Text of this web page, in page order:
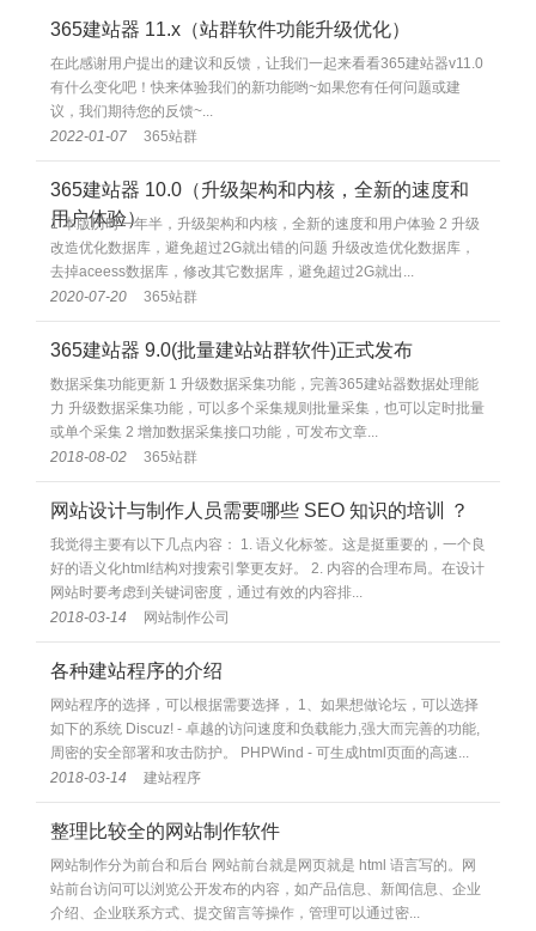
365建站器 11.x（站群软件功能升级优化）
在此感谢用户提出的建议和反馈，让我们一起来看看365建站器v11.0
有什么变化吧！快来体验我们的新功能哟~如果您有任何问题或建
议，我们期待您的反馈~...
2022-01-07
365站群
365建站器 10.0（升级架构和内核，全新的速度和
用户体验）
1 本版历时一年半，升级架构和内核，全新的速度和用户体验 2 升级
改造优化数据库，避免超过2G就出错的问题 升级改造优化数据库，
去掉aceess数据库，修改其它数据库，避免超过2G就出...
2020-07-20
365站群
365建站器 9.0(批量建站站群软件)正式发布
数据采集功能更新 1 升级数据采集功能，完善365建站器数据处理能
力 升级数据采集功能，可以多个采集规则批量采集，也可以定时批量
或单个采集 2 增加数据采集接口功能，可发布文章...
2018-08-02
365站群
网站设计与制作人员需要哪些 SEO 知识的培训 ？
我觉得主要有以下几点内容： 1. 语义化标签。这是挺重要的，一个良
好的语义化html结构对搜索引擎更友好。 2. 内容的合理布局。在设计
网站时要考虑到关键词密度，通过有效的内容排...
2018-03-14
网站制作公司
各种建站程序的介绍
网站程序的选择，可以根据需要选择， 1、如果想做论坛，可以选择
如下的系统 Discuz! - 卓越的访问速度和负载能力,强大而完善的功能,
周密的安全部署和攻击防护。 PHPWind - 可生成html页面的高速...
2018-03-14
建站程序
整理比较全的网站制作软件
网站制作分为前台和后台 网站前台就是网页就是 html 语言写的。网
站前台访问可以浏览公开发布的内容，如产品信息、新闻信息、企业
介绍、企业联系方式、提交留言等操作，管理可以通过密...